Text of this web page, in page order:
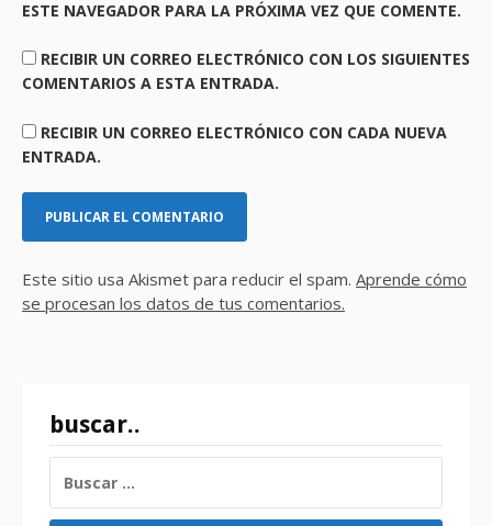
ESTE NAVEGADOR PARA LA PRÓXIMA VEZ QUE COMENTE.
RECIBIR UN CORREO ELECTRÓNICO CON LOS SIGUIENTES
COMENTARIOS A ESTA ENTRADA.
RECIBIR UN CORREO ELECTRÓNICO CON CADA NUEVA
ENTRADA.
Este sitio usa Akismet para reducir el spam. Aprende cómo
se procesan los datos de tus comentarios.
buscar..